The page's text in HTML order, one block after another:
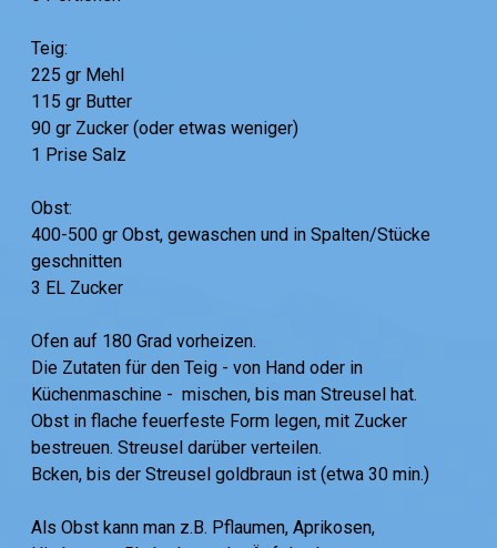
Teig:
225 gr Mehl
115 gr Butter
90 gr Zucker (oder etwas weniger)
1 Prise Salz
Obst:
400-500 gr Obst, gewaschen und in Spalten/Stücke
geschnitten
3 EL Zucker
Ofen auf 180 Grad vorheizen.
Die Zutaten für den Teig - von Hand oder in
Küchenmaschine - mischen, bis man Streusel hat.
Obst in flache feuerfeste Form legen, mit Zucker
bestreuen. Streusel darüber verteilen.
Bcken, bis der Streusel goldbraun ist (etwa 30 min.)
Als Obst kann man z.B. Pflaumen, Aprikosen,